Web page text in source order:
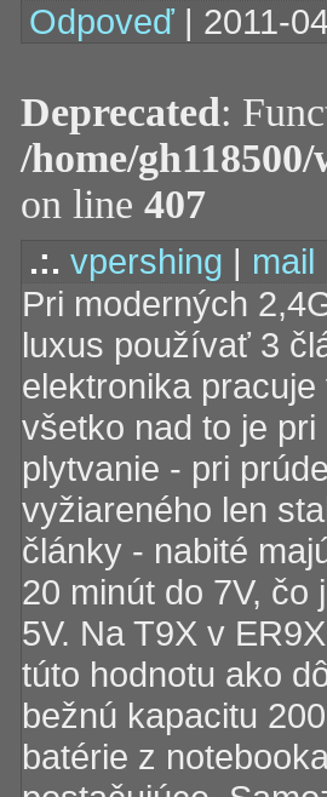
Odpoveď | 2011-
Deprecated:
/home/
on line 407
.:. vpershing | mail
Pri moderných
luxus používať 3
elektronika
všetko nad to je
plytvanie - pri
vyžiareného len
články - nabité
20 minút do 7V,
5V. Na T9X v
túto hodnotu ako
bežnú kapacitu
batérie z